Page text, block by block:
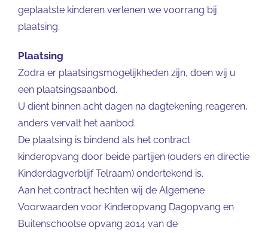
geplaatste kinderen verlenen we voorrang bij
plaatsing.
Plaatsing
Zodra er plaatsingsmogelijkheden zijn, doen wij u
een plaatsingsaanbod.
U dient binnen acht dagen na dagtekening reageren,
anders vervalt het aanbod.
De plaatsing is bindend als het contract
kinderopvang door beide partijen (ouders en directie
Kinderdagverblijf Telraam) ondertekend is.
Aan het contract hechten wij de Algemene
Voorwaarden voor Kinderopvang Dagopvang en
Buitenschoolse opvang 2014 van de